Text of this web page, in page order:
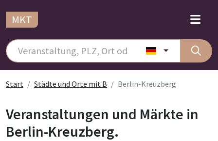
MKT
Start Städte und Orte mit B Berlin-Kreuzberg
Veranstaltungen und Märkte in
Berlin-Kreuzberg.